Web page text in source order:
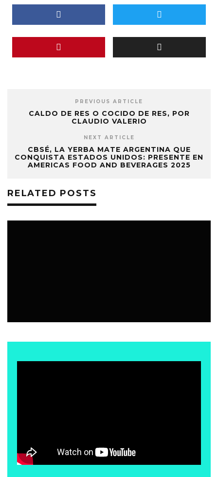
PREVIOUS ARTICLE
CALDO DE RES O COCIDO DE RES, POR
CLAUDIO VALERIO
NEXT ARTICLE
CBSÉ, LA YERBA MATE ARGENTINA QUE
CONQUISTA ESTADOS UNIDOS: PRESENTE EN
AMERICAS FOOD AND BEVERAGES 2025
RELATED POSTS